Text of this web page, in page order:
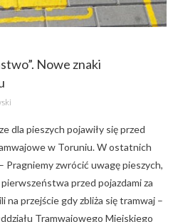
Nowe znaki
dla pieszych pojawiły się przed
w Toruniu. W ostatnich
Pragniemy zwrócić uwagę pieszych,
przed pojazdami za
na przejście gdy zbliża się tramwaj –
Tramwajowego Miejskiego